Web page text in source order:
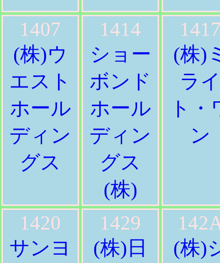
1407
(株)ウ
エスト
ホール
ディン
グス
1414
ショー
ボンド
ホール
ディン
グス
(株)
(株)
ラ
ト・
ン
1420
サンヨ
1429
(株)日
(株)